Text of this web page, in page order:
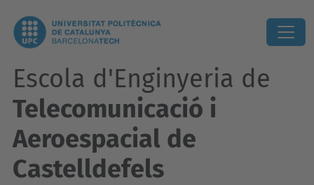
Escola d'Enginyeria de
Telecomunicació i
Aeroespacial de
Castelldefels